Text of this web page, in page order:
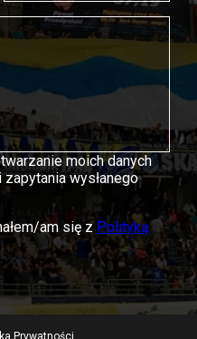
moich danych
wysłanego
am się z Polityką
Prywatności